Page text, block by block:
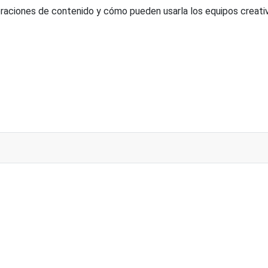
de contenido y cómo pueden usarla los equipos